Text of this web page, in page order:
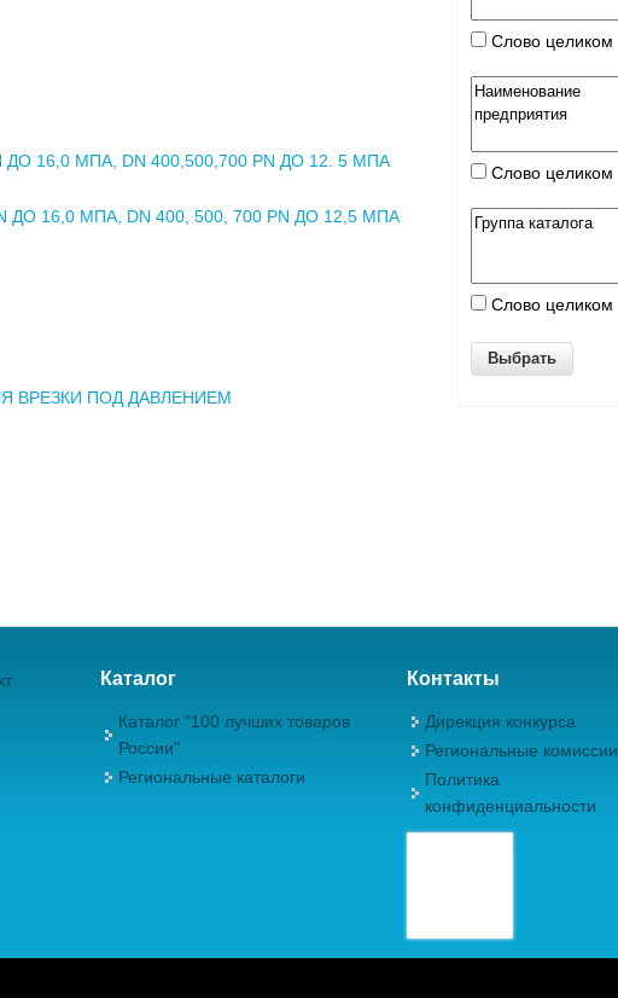
16,0 МПА, DN 400,500,700 PN ДО 12. 5 МПА
16,0 МПА, DN 400, 500, 700 PN ДО 12,5 МПА
ВРЕЗКИ ПОД ДАВЛЕНИЕМ
Слово целиком
Слово целиком
Слово целиком
Каталог
Каталог "100 лучших товаров
России"
Региональные каталоги
Контакты
Дирекция конкурса
Региональные комиссии
Политика
конфиденциальности